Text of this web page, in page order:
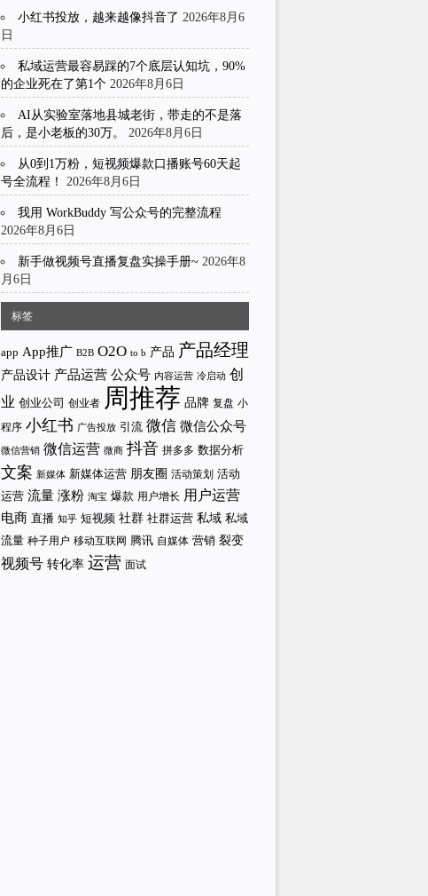
小红书投放，越来越像抖音了 2026年8月6
日
私域运营最容易踩的7个底层认知坑，90%
的企业死在了第1个 2026年8月6日
AI从实验室落地县城老街，带走的不是落
后，是小老板的30万。
2026年8月6日
从0到1万粉，短视频爆款口播账号60天起
号全流程！
2026年8月6日
我用 WorkBuddy 写公众号的完整流程
2026年8月6日
新手做视频号直播复盘实操手册~ 2026年8
月6日
标签
app App推广 B2B O2O to b 产品 产品经理
产品设计 产品运营 公众号 内容运营 冷启动 创
业 创业公司 创业者 周推荐 品牌 复盘 小
程序 小红书 广告投放 引流 微信 微信公众号
微信营销 微信运营 微商 抖音 拼多多 数据分析
文案 新媒体 新媒体运营 朋友圈 活动策划 活动
运营 流量 涨粉 淘宝 爆款 用户增长 用户运营
电商 直播 知乎 短视频 社群 社群运营 私域 私域
流量 种子用户 移动互联网 腾讯 自媒体 营销 裂变
视频号 转化率 运营 面试